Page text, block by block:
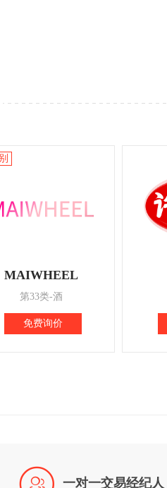
MAIWHEEL
第33类-酒
免费询价
一对一交易经纪人